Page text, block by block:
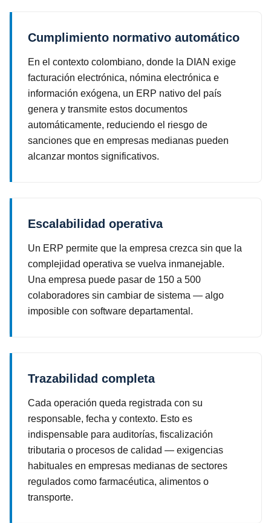
Cumplimiento normativo automático
En el contexto colombiano, donde la DIAN exige
facturación electrónica, nómina electrónica e
información exógena, un ERP nativo del país
genera y transmite estos documentos
automáticamente, reduciendo el riesgo de
sanciones que en empresas medianas pueden
alcanzar montos significativos.
Escalabilidad operativa
Un ERP permite que la empresa crezca sin que la
complejidad operativa se vuelva inmanejable.
Una empresa puede pasar de 150 a 500
colaboradores sin cambiar de sistema — algo
imposible con software departamental.
Trazabilidad completa
Cada operación queda registrada con su
responsable, fecha y contexto. Esto es
indispensable para auditorías, fiscalización
tributaria o procesos de calidad — exigencias
habituales en empresas medianas de sectores
regulados como farmacéutica, alimentos o
transporte.